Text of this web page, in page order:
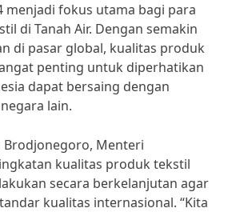
menjadi fokus utama bagi para
di Tanah Air. Dengan semakin
di pasar global, kualitas produk
penting untuk diperhatikan
dapat bersaing dengan
lain.
Menteri
kualitas produk tekstil
secara berkelanjutan agar
kualitas internasional. “Kita